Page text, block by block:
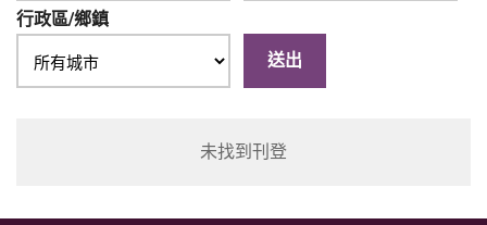
行政區/鄉鎮
送出
未找到刊登